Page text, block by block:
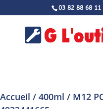
03 82 88 68 11
Accueil / 400ml / M12